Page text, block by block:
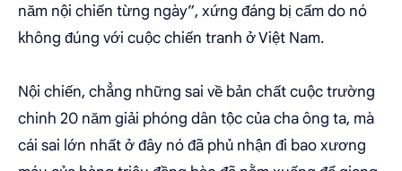
năm nội chiến từng ngày”, xứng đáng bị cấm do nó
không đúng với cuộc chiến tranh ở Việt Nam.
Nội chiến, chẳng những sai về bản chất cuộc trường
chinh 20 năm giải phóng dân tộc của cha ông ta, mà
cái sai lớn nhất ở đây nó đã phủ nhận đi bao xương